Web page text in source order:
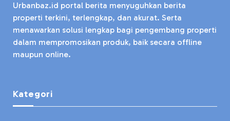
Urbanbaz.id portal berita menyuguhkan berita
properti terkini, terlengkap, dan akurat. Serta
menawarkan solusi lengkap bagi pengembang properti
dalam mempromosikan produk, baik secara offline
maupun online.
Kategori